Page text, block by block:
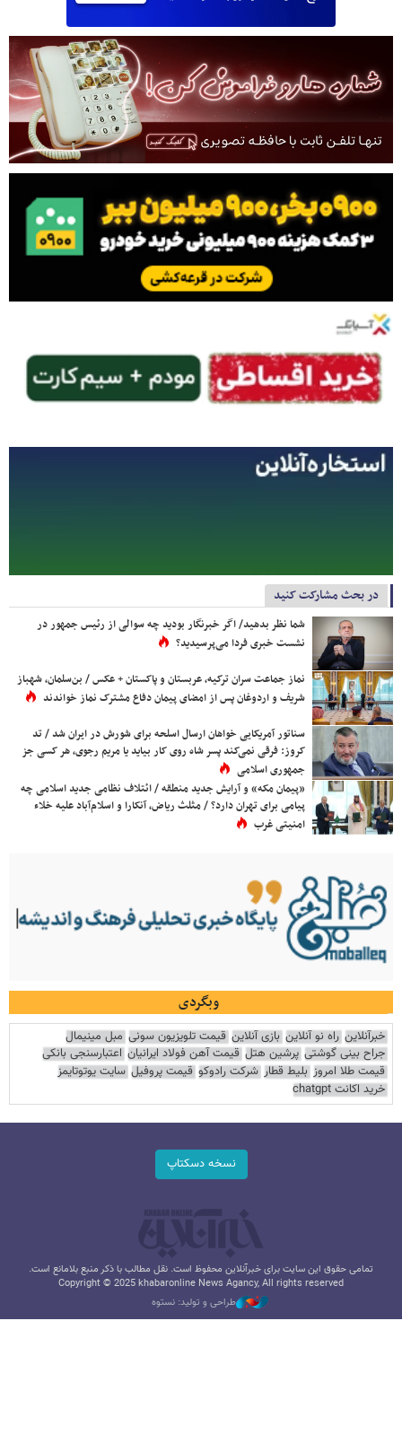
در بحث مشارکت کنید
شما نظر بدهید/ اگر خبرنگار بودید چه سوالی از رئیس جمهور در
نشست خبری فردا می‌پرسیدید؟
نماز جماعت سران ترکیه، عربستان و پاکستان + عکس / بن‌سلمان، شهباز
شریف و اردوغان پس از امضای پیمان دفاع مشترک نماز خواندند
سناتور آمریکایی خواهان ارسال اسلحه برای شورش در ایران شد / تد
کروز: فرقی نمی‌کند پسر شاه روی کار بیاید یا مریم رجوی، هر کسی جز
جمهوری اسلامی
«پیمان مکه» و آرایش جدید منطقه / ائتلاف نظامی جدید اسلامی چه
پیامی برای تهران دارد؟ / مثلث ریاض، آنکارا و اسلام‌آباد علیه خلاء
امنیتی غرب
وبگردی
خبرآنلاین راه نو آنلاین بازی آنلاین قیمت تلویزیون سونی مبل مینیمال
جراح بینی گوشتی پرشین هتل قیمت آهن فولاد ایرانیان اعتبارسنجی بانکی
قیمت طلا امروز بلیط قطار شرکت رادوکو قیمت پروفیل سایت یوتوتایمز
خرید اکانت chatgpt
نسخه دسکتاپ
تمامی حقوق این سایت برای خبرآنلاین محفوظ است. نقل مطالب با ذکر منبع بلامانع است.
Copyright © 2025 khabaronline News Agancy, All rights reserved
طراحی و تولید: نستوه